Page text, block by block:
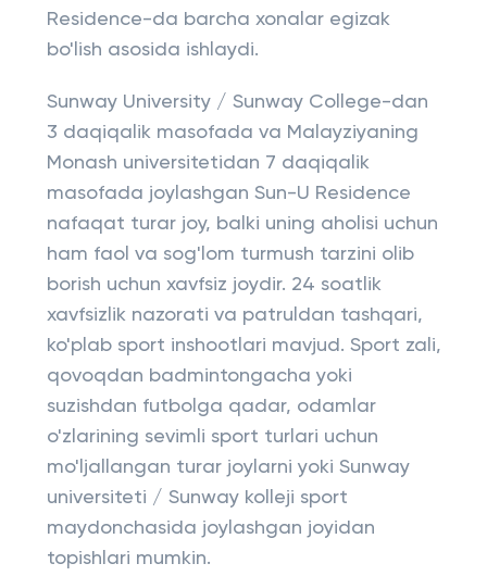
Residence-da barcha xonalar egizak
bo'lish asosida ishlaydi.
Sunway University / Sunway College-dan
3 daqiqalik masofada va Malayziyaning
Monash universitetidan 7 daqiqalik
masofada joylashgan Sun-U Residence
nafaqat turar joy, balki uning aholisi uchun
ham faol va sog'lom turmush tarzini olib
borish uchun xavfsiz joydir. 24 soatlik
xavfsizlik nazorati va patruldan tashqari,
ko'plab sport inshootlari mavjud. Sport zali,
qovoqdan badmintongacha yoki
suzishdan futbolga qadar, odamlar
o'zlarining sevimli sport turlari uchun
mo'ljallangan turar joylarni yoki Sunway
universiteti / Sunway kolleji sport
maydonchasida joylashgan joyidan
topishlari mumkin.